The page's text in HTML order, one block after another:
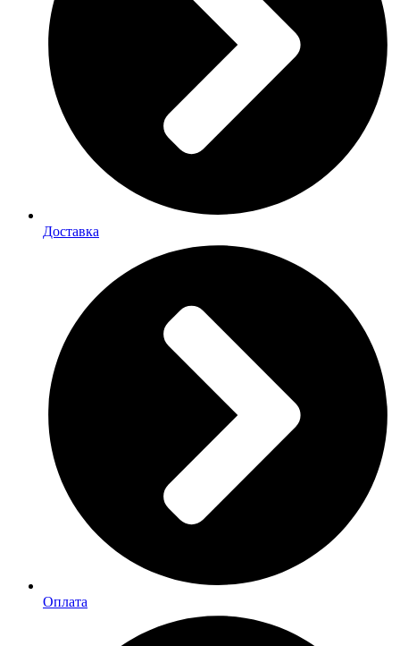
Доставка
Оплата